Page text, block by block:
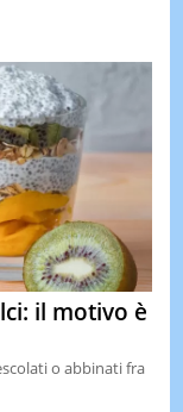
il motivo è
o abbinati fra